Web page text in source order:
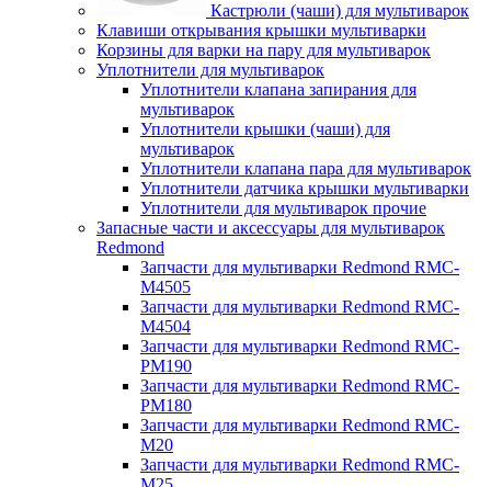
Кастрюли (чаши) для мультиварок
Клавиши открывания крышки мультиварки
Корзины для варки на пару для мультиварок
Уплотнители для мультиварок
Уплотнители клапана запирания для
мультиварок
Уплотнители крышки (чаши) для
мультиварок
Уплотнители клапана пара для мультиварок
Уплотнители датчика крышки мультиварки
Уплотнители для мультиварок прочие
Запасные части и аксессуары для мультиварок
Redmond
Запчасти для мультиварки Redmond RMC-
M4505
Запчасти для мультиварки Redmond RMC-
M4504
Запчасти для мультиварки Redmond RMC-
PM190
Запчасти для мультиварки Redmond RMC-
PM180
Запчасти для мультиварки Redmond RMC-
M20
Запчасти для мультиварки Redmond RMC-